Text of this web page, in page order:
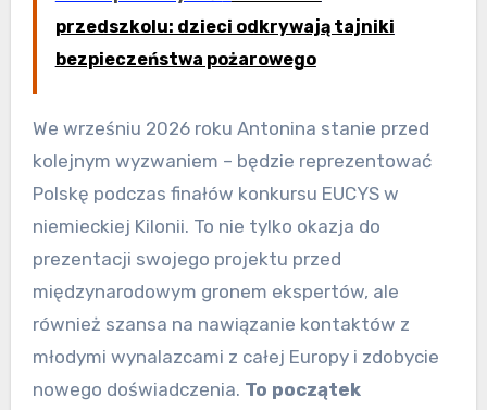
przedszkolu: dzieci odkrywają tajniki
bezpieczeństwa pożarowego
We wrześniu 2026 roku Antonina stanie przed
kolejnym wyzwaniem – będzie reprezentować
Polskę podczas finałów konkursu EUCYS w
niemieckiej Kilonii. To nie tylko okazja do
prezentacji swojego projektu przed
międzynarodowym gronem ekspertów, ale
również szansa na nawiązanie kontaktów z
młodymi wynalazcami z całej Europy i zdobycie
nowego doświadczenia. To początek